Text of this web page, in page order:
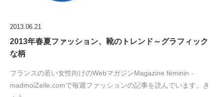
2013.06.21
2013年春夏ファッション、靴のトレンド～グラフィック
な柄
フランスの若い女性向けのWebマガジンMagazine féminin -
madmoiZelle.comで毎週ファッションの記事を読んでいます。き